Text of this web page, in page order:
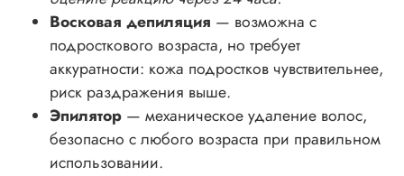
Восковая депиляция — возможна с
подросткового возраста, но требует
аккуратности: кожа подростков чувствительнее,
риск раздражения выше.
Эпилятор — механическое удаление волос,
безопасно с любого возраста при правильном
использовании.